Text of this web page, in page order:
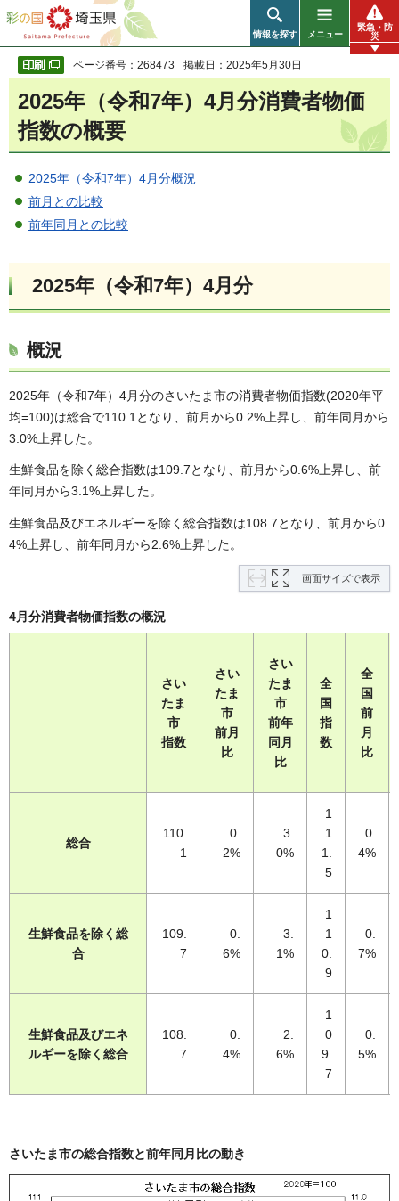
彩の国 埼玉県
情報を探す メニュー
緊急・防
災
ページ番号：268473 掲載日：2025年5月30日
2025年（令和7年）4月分消費者物価
指数の概要
2025年（令和7年）4月分概況
前月との比較
前年同月との比較
2025年（令和7年）4月分
概況
2025年（令和7年）4月分のさいたま市の消費者物価指数(2020年平
均=100)は総合で110.1となり、前月から0.2%上昇し、前年同月から
3.0%上昇した。
生鮮食品を除く総合指数は109.7となり、前月から0.6%上昇し、前
年同月から3.1%上昇した。
生鮮食品及びエネルギーを除く総合指数は108.7となり、前月から0.
4%上昇し、前年同月から2.6%上昇した。
画面サイズで表示
4月分消費者物価指数の概況
さい
たま
市
指数
さい
たま
市
前月
比
さい
たま
市
前年
同月
比
全
国
指
数
全
国
前
月
比
総合
110.
1
0.
2%
3.
0%
1
1
1.
5
0.
4%
生鮮食品を除く総
合
109.
7
0.
6%
3.
1%
1
1
0.
9
0.
7%
生鮮食品及びエネ
ルギーを除く総合
108.
7
0.
4%
2.
6%
1
0
9.
7
0.
5%
さいたま市の総合指数と前年同月比の動き